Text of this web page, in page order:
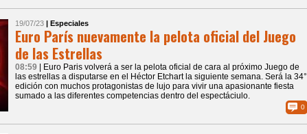
19/07/23 | Especiales
Euro París nuevamente la pelota oficial del Juego
de las Estrellas
08:59
| Euro Paris volverá a ser la pelota oficial de cara al próximo Juego de
las estrellas a disputarse en el Héctor Etchart la siguiente semana. Será la 34°
edición con muchos protagonistas de lujo para vivir una apasionante fiesta
sumado a las diferentes competencias dentro del espectáciulo.
0